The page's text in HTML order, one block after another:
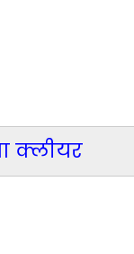
क्लीयर